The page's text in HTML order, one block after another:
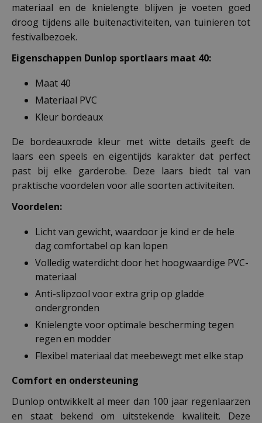
materiaal en de knielengte blijven je voeten goed
droog tijdens alle buitenactiviteiten, van tuinieren tot
festivalbezoek.
Eigenschappen Dunlop sportlaars maat 40:
Maat 40
Materiaal PVC
Kleur bordeaux
De bordeauxrode kleur met witte details geeft de
laars een speels en eigentijds karakter dat perfect
past bij elke garderobe. Deze laars biedt tal van
praktische voordelen voor alle soorten activiteiten.
Voordelen:
Licht van gewicht, waardoor je kind er de hele
dag comfortabel op kan lopen
Volledig waterdicht door het hoogwaardige PVC-
materiaal
Anti-slipzool voor extra grip op gladde
ondergronden
Knielengte voor optimale bescherming tegen
regen en modder
Flexibel materiaal dat meebewegt met elke stap
Comfort en ondersteuning
Dunlop ontwikkelt al meer dan 100 jaar regenlaarzen
en staat bekend om uitstekende kwaliteit. Deze